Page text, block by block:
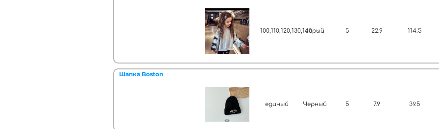
100,110,120,130,140серый 5 22.9 114.5
Шапка Boston
единый Черный 5 7.9 39.5